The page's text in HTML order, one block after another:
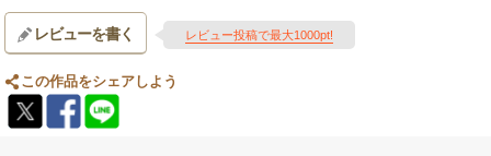
レビューを書く レビュー投稿で最大1000pt!
この作品をシェアしよう